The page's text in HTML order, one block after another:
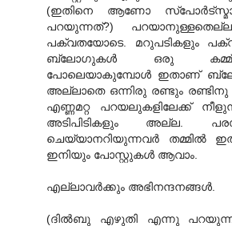
(ഇതിനെ ആണോ
പറയുന്നത്?)
പക്വതയോടെ. മറുപടികളും
ബ്ലോഗുകള്‍ ഒരു
പോലെയാകുമ്പോള്‍ ഇതാണ്
അല്ലാതെ ഒന്നിരു രണ്ടും
എണ്ണമറ്റ പറയലുകളിലേക്ക്
അടിപിടികളും അല്ല.
ചെയ്യാനറിയുന്നവര്‍ തമ്മില്‍
ഇനിയും പോസ്റ്റുകള്‍ ആവാം.
എല്ലാവര്‍ക്കും അഭിനന്ദനങ്ങള്‍.
(ദില്‍ബു എഴുതി എന്നു